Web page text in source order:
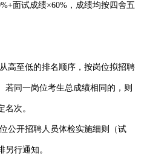
面试成绩×60%，成绩均按四舍五
高至低的排名顺序，按岗位拟招聘
若同一岗位考生总成绩相同的，则
次。
公开招聘人员体检实施细则（试
行通知。